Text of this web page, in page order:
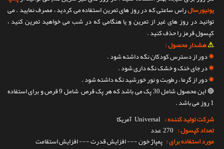
یونیورسالراس ساعتی که در روز های تمرین استفاده می کردید ، مصرف نمایید . می
توانید در روز های غیر از تمرین و یا هنگامی که در شب می خواهید تمرین کنید ،
کپسول قرمز را حذف کنید .
⚠هشدار محصول :
✵دور از دسترس کودکان نگه داشته شود .
✵در جای خنک و خشک نگه داری شود .
✵دور از گرما ، رطوبت و نور خورشید نگه داشته شود .
🔴
این محصول شامل 30 پک می باشد که هر پک قرص شامل 9 قرص و برای استفاده
1 روز می باشد .
شرکت تولید کننده : Universal آمریکا
تعداد کپسول : 270 عدد
مورد استفاده برای : پمپاژ خون --- افزایش قدرت --- افزایش استقامت